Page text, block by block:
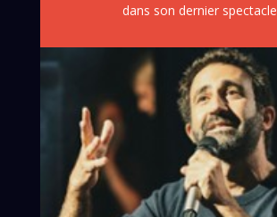
dans son dernier spectacle